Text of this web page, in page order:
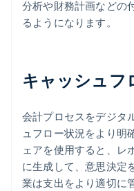
分析や財務計画などの
るようになります。
キャッシュフ
会計プロセスをデジタ
ュフロー状況をより明
ェアを使用すると、レ
に生成して、意思決定
業は支出をより適切に